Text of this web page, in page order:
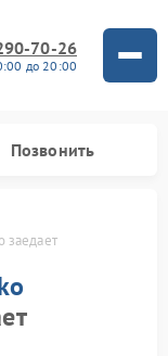
70-26
до 20:00
Позвонить
заедает